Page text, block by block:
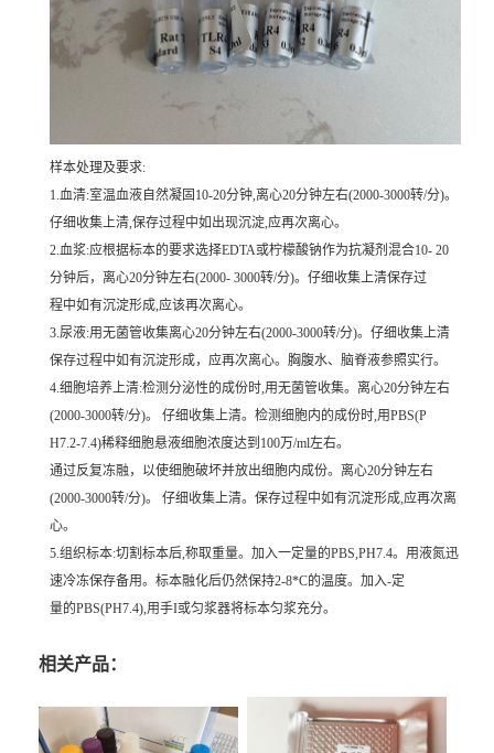
样本处理及要求:
1.血清:室温血液自然凝固10-20分钟,离心20分钟左右(2000-3000转/分)。
仔细收集上清,保存过程中如出现沉淀,应再次离心。
2.血浆:应根据标本的要求选择EDTA或柠檬酸钠作为抗凝剂混合10- 20
分钟后，离心20分钟左右(2000- 3000转/分)。仔细收集上清保存过
程中如有沉淀形成,应该再次离心。
3.尿液:用无菌管收集离心20分钟左右(2000-3000转/分)。仔细收集上清
保存过程中如有沉淀形成，应再次离心。胸腹水、脑脊液参照实行。
4.细胞培养上清:检测分泌性的成份时,用无菌管收集。离心20分钟左右
(2000-3000转/分)。 仔细收集上清。检测细胞内的成份时,用PBS(P
H7.2-7.4)稀释细胞悬液细胞浓度达到100万/ml左右。
通过反复冻融，以使细胞破坏并放出细胞内成份。离心20分钟左右
(2000-3000转/分)。 仔细收集上清。保存过程中如有沉淀形成,应再次离
心。
5.组织标本:切割标本后,称取重量。加入一定量的PBS,PH7.4。用液氮迅
速冷冻保存备用。标本融化后仍然保持2-8*C的温度。加入-定
量的PBS(PH7.4),用手I或匀浆器将标本匀浆充分。
相关产品：